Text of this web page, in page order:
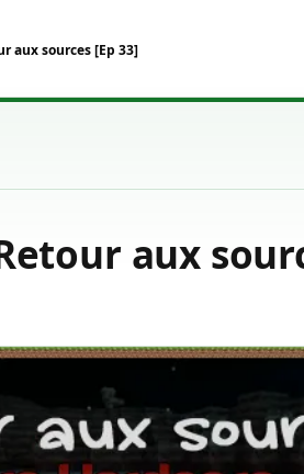
aux sources [Ep 33]
aux